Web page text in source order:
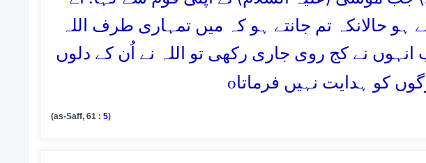
ہو حالانکہ تم جانتے ہو کہ میں تمہاری طرف اللہ
نے کج روی جاری رکھی تو اللہ نے اُن کے دلوں
کو ہدایت نہیں فرماتاo
(as-Saff, 61 : 5)